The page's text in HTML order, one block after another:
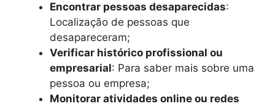
Encontrar pessoas desaparecidas:
Localização de pessoas que
desapareceram;
Verificar histórico profissional ou
empresarial: Para saber mais sobre uma
pessoa ou empresa;
Monitorar atividades online ou redes